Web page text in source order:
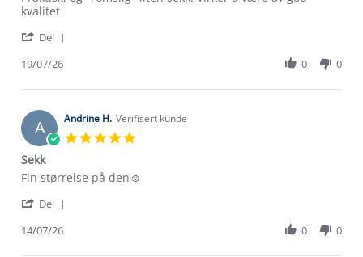
by
L.
19
2026
stating
flott
tursekk
kvalitet
Del
Ingvild
on
19
Jul
19/07/26 0 0
A Andrine H. Verifisert kunde
Sekk
Review
Andrine
on
review
Sekk
Fin størrelse på den☺️
Del
14/07/26 0 0